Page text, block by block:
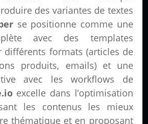
des variantes de textes
se positionne comme une
avec des templates
différents formats (articles de
produits, emails) et une
avec les workflows de
excelle dans l’optimisation
les contenus les mieux
thématique et en proposant